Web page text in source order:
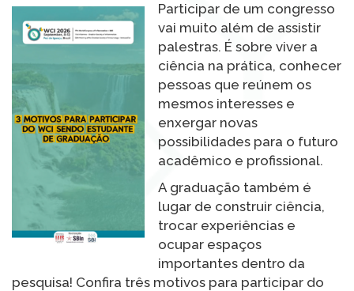
Participar de um congresso
vai muito além de assistir
palestras. É sobre viver a
ciência na prática, conhecer
pessoas que reúnem os
mesmos interesses e
enxergar novas
possibilidades para o futuro
acadêmico e profissional.
A graduação também é
lugar de construir ciência,
trocar experiências e
ocupar espaços
importantes dentro da
pesquisa! Confira três motivos para participar do